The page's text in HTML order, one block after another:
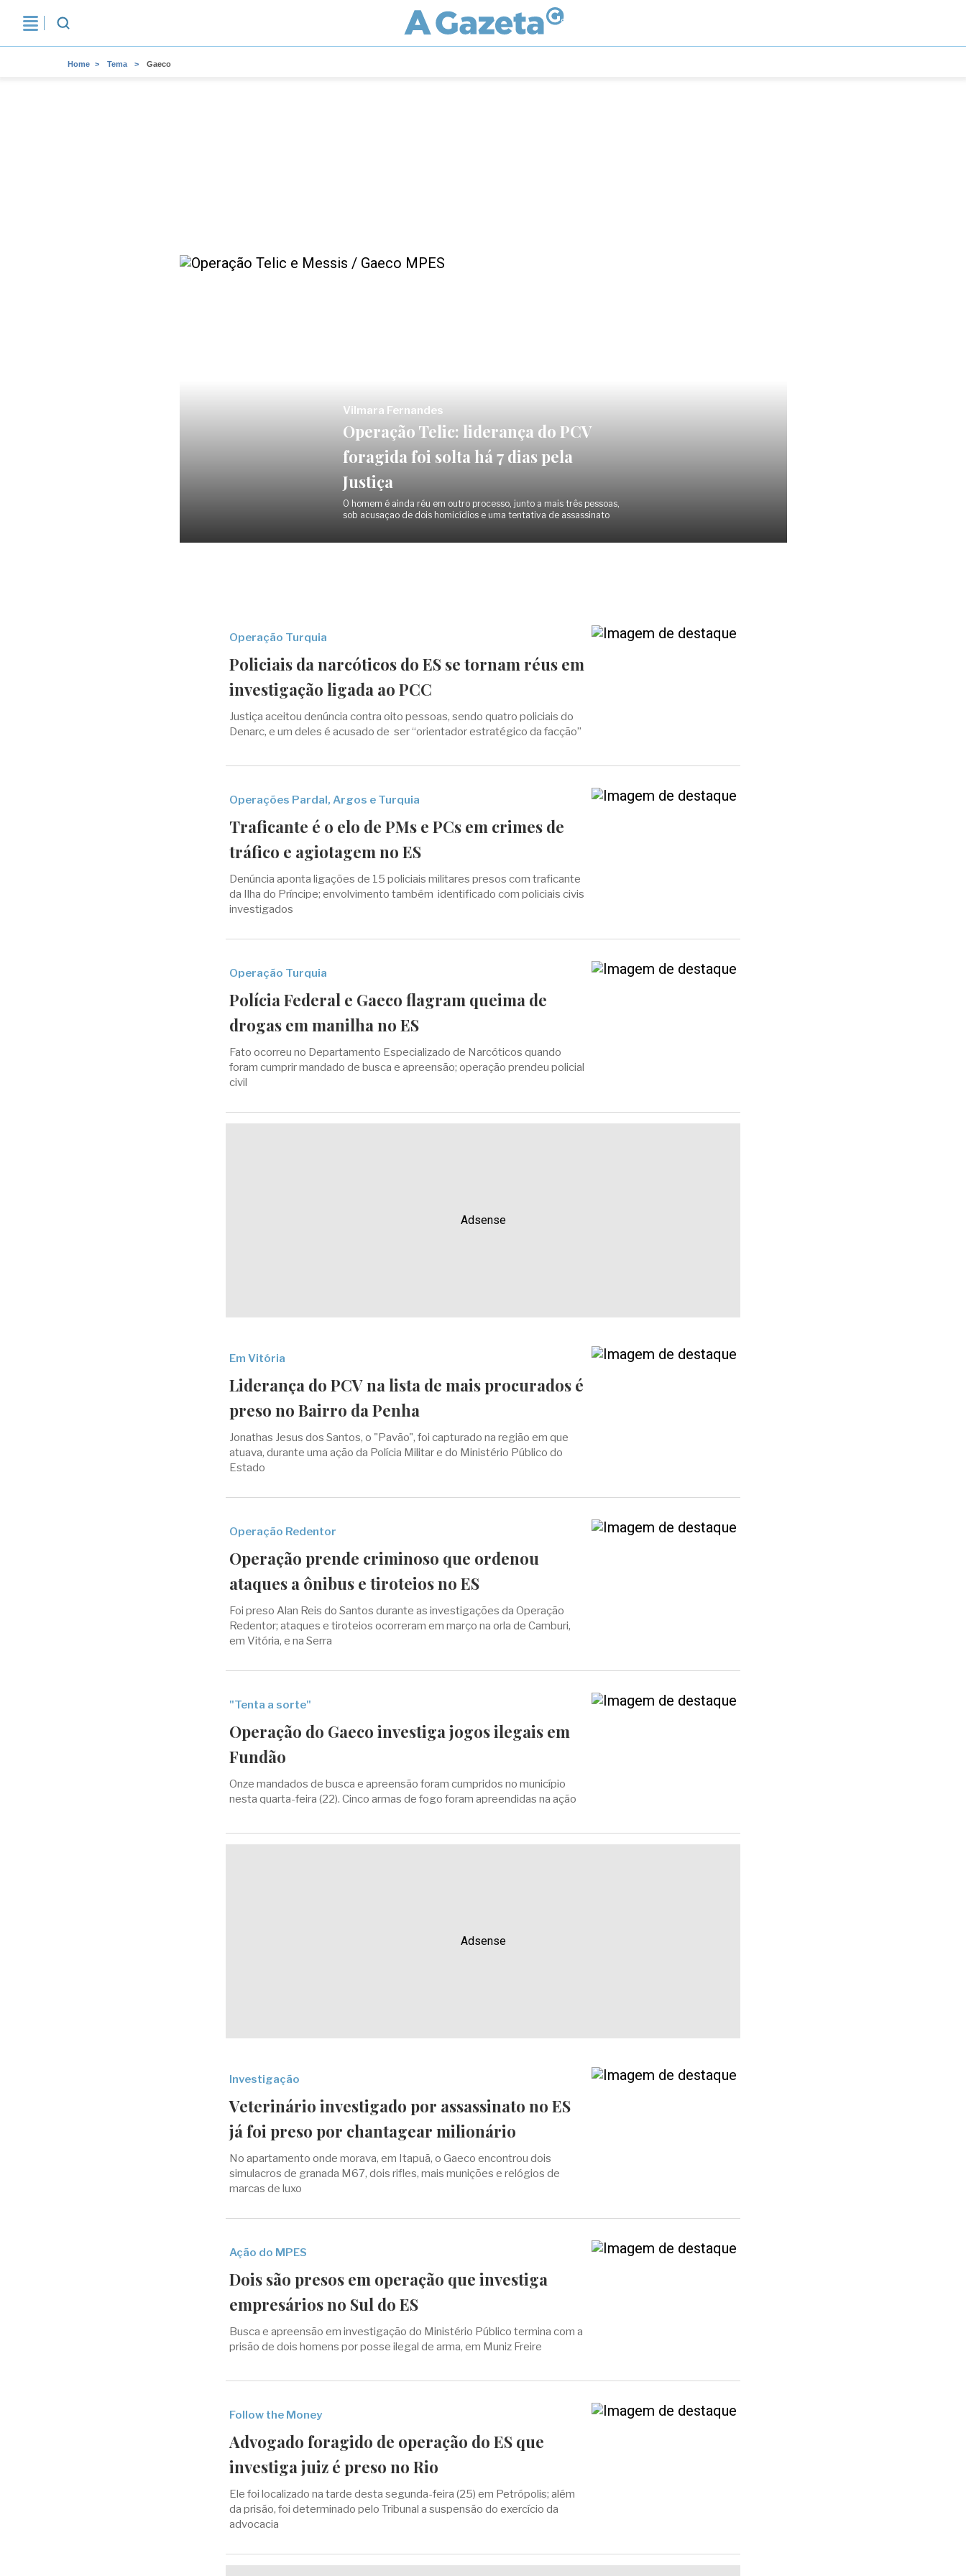
Home Tema Gaeco
Vilmara Fernandes
Operação Telic: liderança do PCV
foragida foi solta há 7 dias pela
Justiça
O homem é ainda réu em outro processo, junto a mais três pessoas,
sob acusaçao de dois homicídios e uma tentativa de assassinato
Operação Turquia
Policiais da narcóticos do ES se tornam réus em
investigação ligada ao PCC
Justiça aceitou denúncia contra oito pessoas, sendo quatro policiais do
Denarc, e um deles é acusado de ser “orientador estratégico da facção”
Operações Pardal, Argos e Turquia
Traficante é o elo de PMs e PCs em crimes de
tráfico e agiotagem no ES
Denúncia aponta ligações de 15 policiais militares presos com traficante
da Ilha do Príncipe; envolvimento também identificado com policiais civis
investigados
Operação Turquia
Polícia Federal e Gaeco flagram queima de
drogas em manilha no ES
Fato ocorreu no Departamento Especializado de Narcóticos quando
foram cumprir mandado de busca e apreensão; operação prendeu policial
civil
Adsense
Em Vitória
Liderança do PCV na lista de mais procurados é
preso no Bairro da Penha
Jonathas Jesus dos Santos, o "Pavão", foi capturado na região em que
atuava, durante uma ação da Polícia Militar e do Ministério Público do
Estado
Operação Redentor
Operação prende criminoso que ordenou
ataques a ônibus e tiroteios no ES
Foi preso Alan Reis do Santos durante as investigações da Operação
Redentor; ataques e tiroteios ocorreram em março na orla de Camburi,
em Vitória, e na Serra
"Tenta a sorte"
Operação do Gaeco investiga jogos ilegais em
Fundão
Onze mandados de busca e apreensão foram cumpridos no município
nesta quarta-feira (22). Cinco armas de fogo foram apreendidas na ação
Adsense
Investigação
Veterinário investigado por assassinato no ES
já foi preso por chantagear milionário
No apartamento onde morava, em Itapuã, o Gaeco encontrou dois
simulacros de granada M67, dois rifles, mais munições e relógios de
marcas de luxo
Ação do MPES
Dois são presos em operação que investiga
empresários no Sul do ES
Busca e apreensão em investigação do Ministério Público termina com a
prisão de dois homens por posse ilegal de arma, em Muniz Freire
Follow the Money
Advogado foragido de operação do ES que
investiga juiz é preso no Rio
Ele foi localizado na tarde desta segunda-feira (25) em Petrópolis; além
da prisão, foi determinado pelo Tribunal a suspensão do exercício da
advocacia